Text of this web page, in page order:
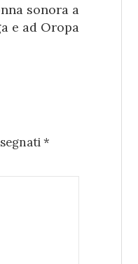
sonora a
e ad Oropa
*